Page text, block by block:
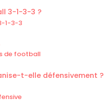
3-1-3-3 ?
1-3-3
de football
t-elle défensivement ?